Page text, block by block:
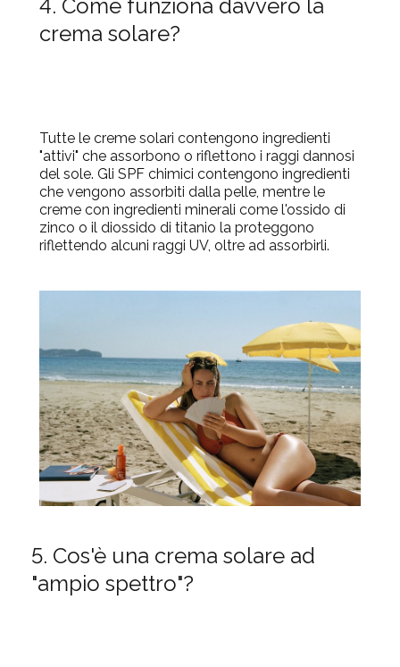
4. Come funziona davvero la
crema solare?
Tutte le creme solari contengono ingredienti
"attivi" che assorbono o riflettono i raggi dannosi
del sole. Gli SPF chimici contengono ingredienti
che vengono assorbiti dalla pelle, mentre le
creme con ingredienti minerali come l'ossido di
zinco o il diossido di titanio la proteggono
riflettendo alcuni raggi UV, oltre ad assorbirli.
5. Cos'è una crema solare ad
"ampio spettro"?